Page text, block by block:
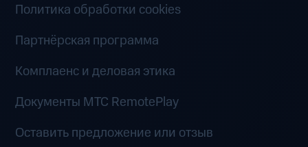
Политика обработки cookies
Партнёрская программа
Комплаенс и деловая этика
Документы MTC RemotePlay
Оставить предложение или отзыв